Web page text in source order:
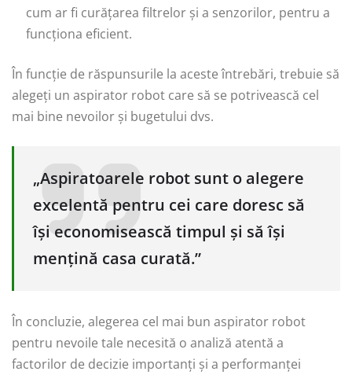
cum ar fi curățarea filtrelor și a senzorilor, pentru a
funcționa eficient.
În funcție de răspunsurile la aceste întrebări, trebuie să
alegeți un aspirator robot care să se potrivească cel
mai bine nevoilor și bugetului dvs.
„Aspiratoarele robot sunt o alegere
excelentă pentru cei care doresc să
își economisească timpul și să își
mențină casa curată.”
În concluzie, alegerea cel mai bun aspirator robot
pentru nevoile tale necesită o analiză atentă a
factorilor de decizie importanți și a performanței